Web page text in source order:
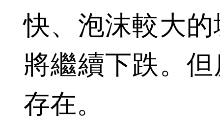
快、泡沫較大
將繼續下跌。
存在。